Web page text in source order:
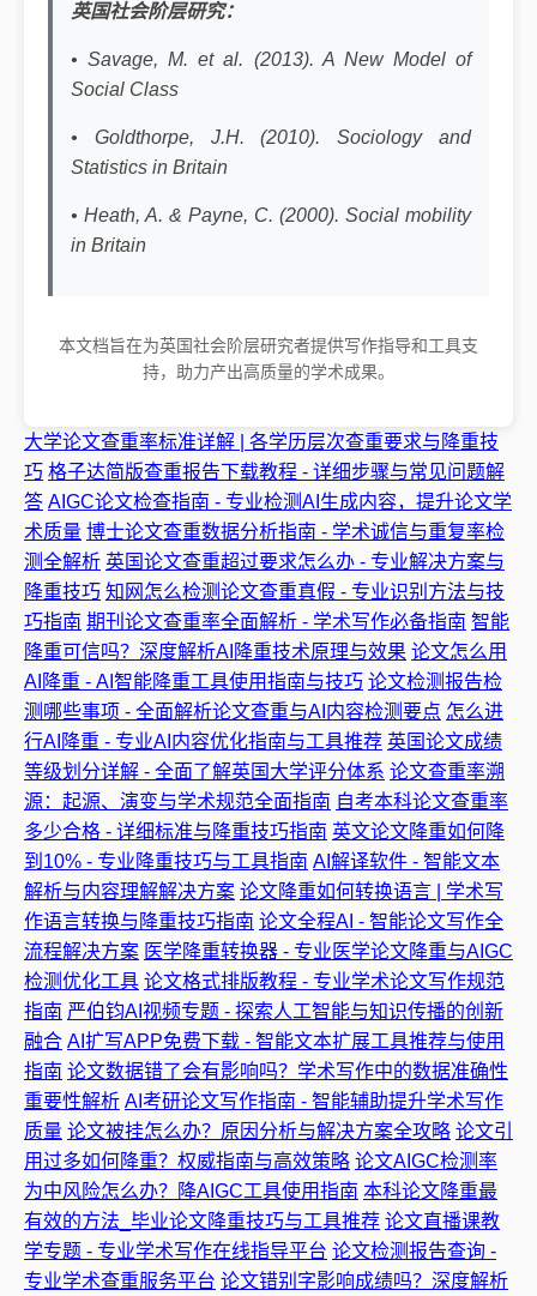
英国社会阶层研究：
• Savage, M. et al. (2013). A New Model of
Social Class
• Goldthorpe, J.H. (2010). Sociology and
Statistics in Britain
• Heath, A. & Payne, C. (2000). Social mobility
in Britain
本文档旨在为英国社会阶层研究者提供写作指导和工具支
持，助力产出高质量的学术成果。
大学论文查重率标准详解 | 各学历层次查重要求与降重技
巧 格子达简版查重报告下载教程 - 详细步骤与常见问题解
答 AIGC论文检查指南 - 专业检测AI生成内容，提升论文学
术质量 博士论文查重数据分析指南 - 学术诚信与重复率检
测全解析 英国论文查重超过要求怎么办 - 专业解决方案与
降重技巧 知网怎么检测论文查重真假 - 专业识别方法与技
巧指南 期刊论文查重率全面解析 - 学术写作必备指南 智能
降重可信吗？深度解析AI降重技术原理与效果 论文怎么用
AI降重 - AI智能降重工具使用指南与技巧 论文检测报告检
测哪些事项 - 全面解析论文查重与AI内容检测要点 怎么进
行AI降重 - 专业AI内容优化指南与工具推荐 英国论文成绩
等级划分详解 - 全面了解英国大学评分体系 论文查重率溯
源：起源、演变与学术规范全面指南 自考本科论文查重率
多少合格 - 详细标准与降重技巧指南 英文论文降重如何降
到10% - 专业降重技巧与工具指南 AI解译软件 - 智能文本
解析与内容理解解决方案 论文降重如何转换语言 | 学术写
作语言转换与降重技巧指南 论文全程AI - 智能论文写作全
流程解决方案 医学降重转换器 - 专业医学论文降重与AIGC
检测优化工具 论文格式排版教程 - 专业学术论文写作规范
指南 严伯钧AI视频专题 - 探索人工智能与知识传播的创新
融合 AI扩写APP免费下载 - 智能文本扩展工具推荐与使用
指南 论文数据错了会有影响吗？学术写作中的数据准确性
重要性解析 AI考研论文写作指南 - 智能辅助提升学术写作
质量 论文被挂怎么办？原因分析与解决方案全攻略 论文引
用过多如何降重？权威指南与高效策略 论文AIGC检测率
为中风险怎么办？降AIGC工具使用指南 本科论文降重最
有效的方法_毕业论文降重技巧与工具推荐 论文直播课教
学专题 - 专业学术写作在线指导平台 论文检测报告查询 -
专业学术查重服务平台 论文错别字影响成绩吗？深度解析